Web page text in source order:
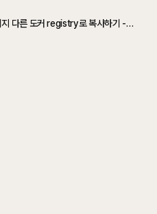
도커 이미지 다른 도커 registry로 복사하기 - Skopeo